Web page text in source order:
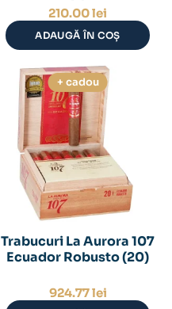
210.00lei
ADAUGĂ ÎN COȘ
+ cadou
Trabucuri La Aurora 107
Ecuador Robusto (20)
924.77lei